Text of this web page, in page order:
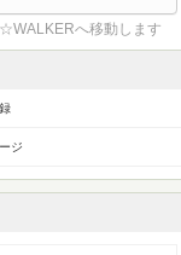
へ移動します
ジ